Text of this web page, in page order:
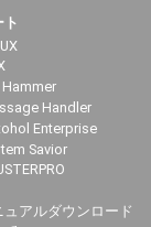
Hammer
Handler
Enterprise
Savior
アルダウンロード